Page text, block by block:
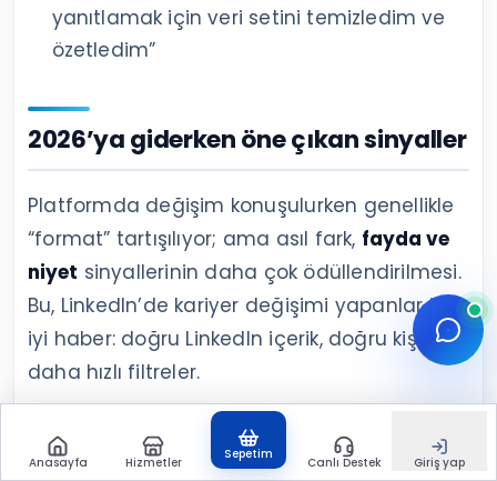
yanıtlamak için veri setini temizledim ve
özetledim”
2026’ya giderken öne çıkan sinyaller
Platformda değişim konuşulurken genellikle
“format” tartışılıyor; ama asıl fark, fayda ve
niyet sinyallerinin daha çok ödüllendirilmesi.
Bu, LinkedIn’de kariyer değişimi yapanlar için
iyi haber: doğru LinkedIn içerik, doğru kişiyi
daha hızlı filtreler.
Okunma ve kaydetme: uzun metin mi
kısa metin mi?
Anasayfa Hizmetler
Sepetim
Canlı Destek Giriş yap